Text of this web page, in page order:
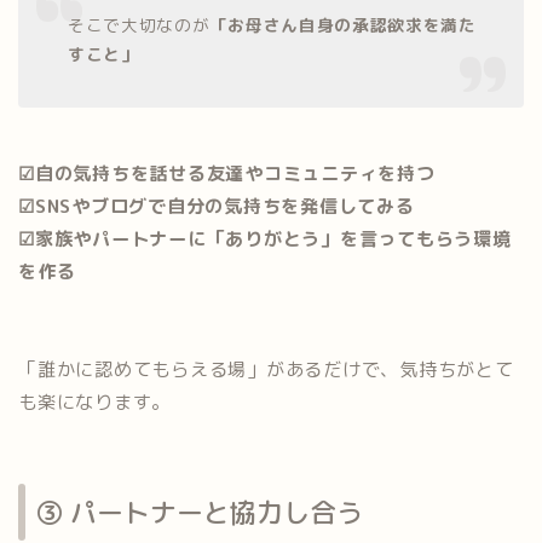
そこで大切なのが 「お母さん自身の承認欲求を満た
すこと」
☑︎自の気持ちを話せる友達やコミュニティを持つ
☑︎SNSやブログで自分の気持ちを発信してみる
☑︎家族やパートナーに「ありがとう」を言ってもらう環境
を作る
「誰かに認めてもらえる場」があるだけで、気持ちがとて
も楽になります。
③ パートナーと協力し合う